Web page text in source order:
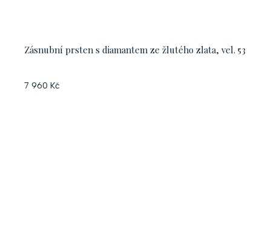
Zásnubní prsten s diamantem ze žlutého zlata, vel. 53
7 960 Kč